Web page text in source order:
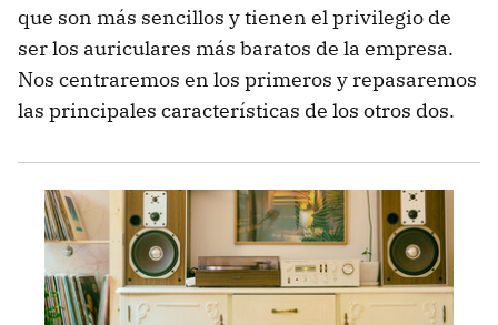
que son más sencillos y tienen el privilegio de
ser los auriculares más baratos de la empresa.
Nos centraremos en los primeros y repasaremos
las principales características de los otros dos.